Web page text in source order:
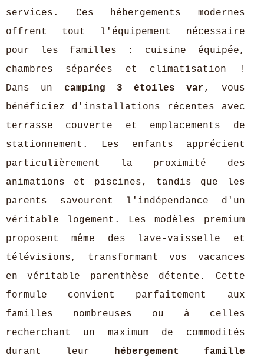
services. Ces hébergements modernes
offrent tout l'équipement nécessaire
pour les familles : cuisine équipée,
chambres séparées et climatisation !
Dans un camping 3 étoiles var, vous
bénéficiez d'installations récentes avec
terrasse couverte et emplacements de
stationnement. Les enfants apprécient
particulièrement la proximité des
animations et piscines, tandis que les
parents savourent l'indépendance d'un
véritable logement. Les modèles premium
proposent même des lave-vaisselle et
télévisions, transformant vos vacances
en véritable parenthèse détente. Cette
formule convient parfaitement aux
familles nombreuses ou à celles
recherchant un maximum de commodités
durant leur
hébergement famille